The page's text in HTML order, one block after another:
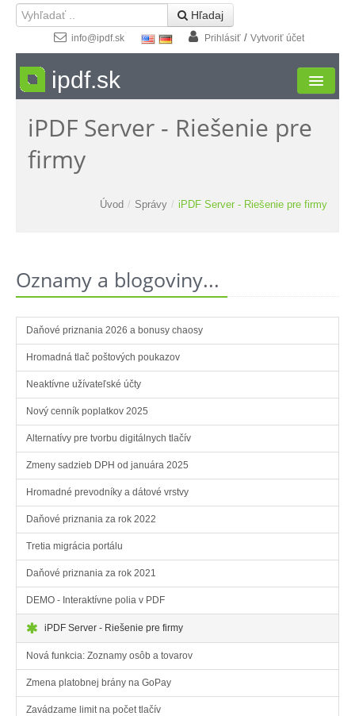
 Hľadaj
info@ipdf.sk Prihlásiť/ Vytvoriť účet
ipdf.sk
Formuláre
Moja zóna
iPDF Server - Riešenie pre
firmy
Úvod / Správy / iPDF Server - Riešenie pre firmy
Oznamy a blogoviny...
Daňové priznania 2026 a bonusy chaosy
Hromadná tlač poštových poukazov
Neaktívne užívateľské účty
Nový cenník poplatkov 2025
Alternatívy pre tvorbu digitálnych tlačív
Zmeny sadzieb DPH od januára 2025
Hromadné prevodníky a dátové vrstvy
Daňové priznania za rok 2022
Tretia migrácia portálu
Daňové priznania za rok 2021
DEMO - Interaktívne polia v PDF
iPDF Server - Riešenie pre firmy
Nová funkcia: Zoznamy osôb a tovarov
Zmena platobnej brány na GoPay
Zavádzame limit na počet tlačív